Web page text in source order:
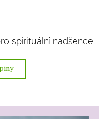
spirituální nadšence.